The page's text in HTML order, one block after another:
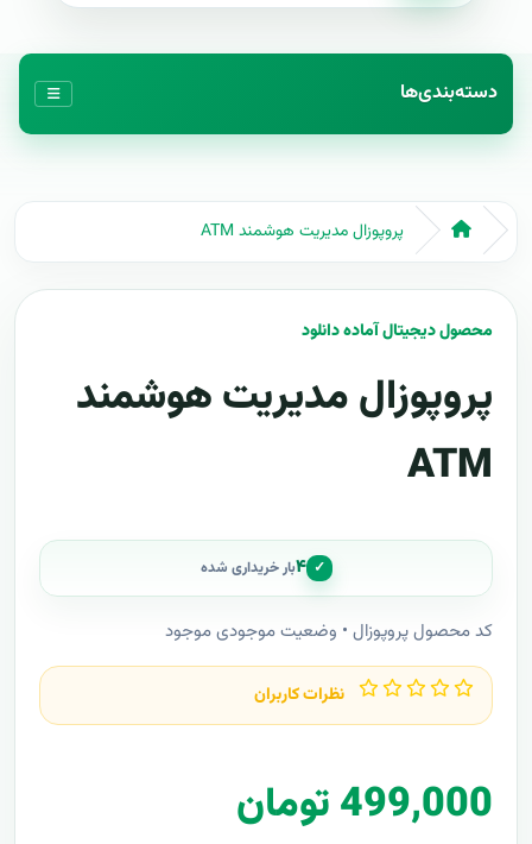
دسته‌بندی‌ها
پروپوزال مدیریت هوشمند ATM
محصول دیجیتال آماده دانلود
پروپوزال مدیریت هوشمند
ATM
✓ ۴بار خریداری شده
کد محصول پروپوزال • وضعیت موجودی موجود
نظرات کاربران
499,000 تومان